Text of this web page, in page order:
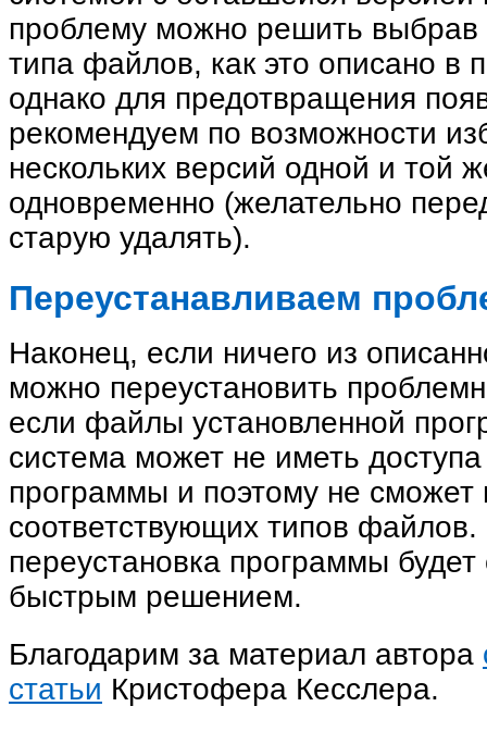
проблему можно решить выбрав
типа файлов, как это описано в
однако для предотвращения
рекомендуем по возможности
нескольких версий одной и той
одновременно (желательно
старую удалять).
Переустанавливаем
Наконец, если ничего из
можно переустановить
если файлы установленной
система может не иметь
программы и поэтому не сможет
соответствующих типов
переустановка программы
быстрым решением.
Благодарим за материал автора
статьи Кристофера Кесслера.